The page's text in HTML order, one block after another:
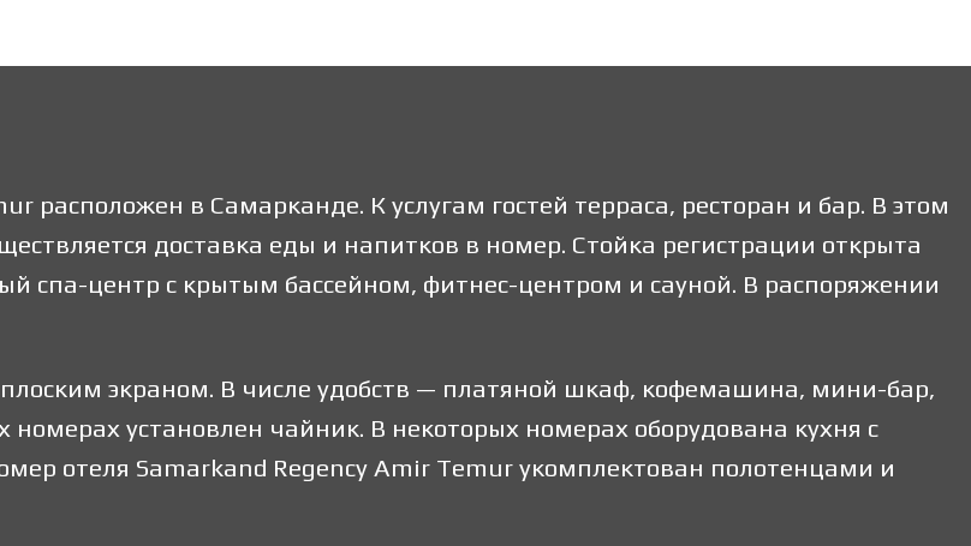
расположен в Самарканде. К услугам гостей терраса, ресторан и бар. В этом
доставка еды и напитков в номер. Стойка регистрации открыта
спа-центр с крытым бассейном, фитнес-центром и сауной. В распоряжении
экраном. В числе удобств — платяной шкаф, кофемашина, мини-бар,
установлен чайник. В некоторых номерах оборудована кухня с
отеля Samarkand Regency Amir Temur укомплектован полотенцами и